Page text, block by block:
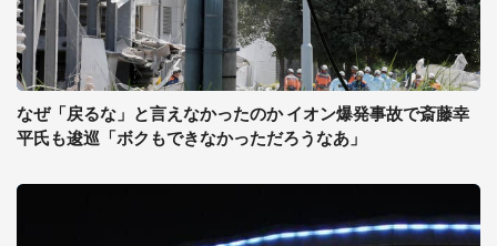
なぜ「戻るな」と言えなかったのか イオン爆発事故で斎藤幸
平氏も逡巡「ボクもできなかっただろうなあ」